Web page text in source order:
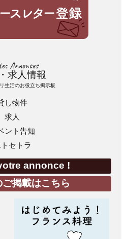
Annonces
求人情報
生活のお役立ち掲示板
し物件
求人
ント告知
セトラ
annonce !
掲載はこちら